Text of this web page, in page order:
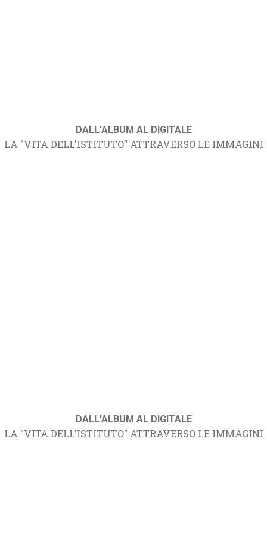
DALL'ALBUM AL DIGITALE
LA "VITA DELL'ISTITUTO" ATTRAVERSO LE IMMAGINI
DALL'ALBUM AL DIGITALE
LA "VITA DELL'ISTITUTO" ATTRAVERSO LE IMMAGINI